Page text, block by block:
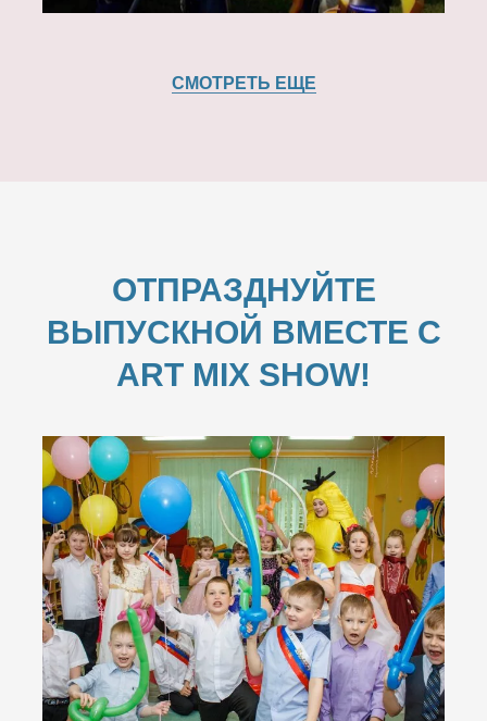
СМОТРЕТЬ ЕЩЕ
ОТПРАЗДНУЙТЕ
ВЫПУСКНОЙ ВМЕСТЕ С
ART MIX SHOW!